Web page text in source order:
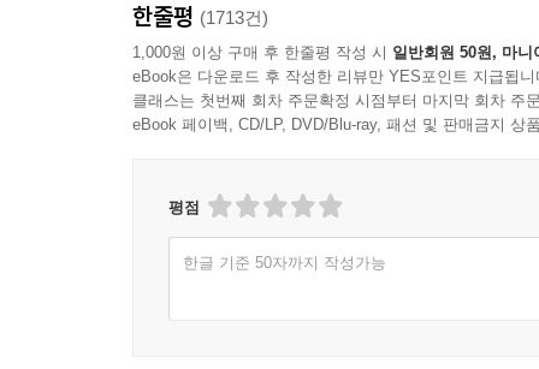
한줄평 (1713건)
1,000원 이상 구매 후 한줄평 작성 시 일반회원 50원, 마니
eBook은 다운로드 후 작성한 리뷰만 YES포인트 지급됩니
클래스는 첫번째 회차 주문확정 시점부터 마지막 회차 주
eBook 페이백, CD/LP, DVD/Blu-ray, 패션 및 판매금지 상
평점
한글 기준 50자까지 작성가능